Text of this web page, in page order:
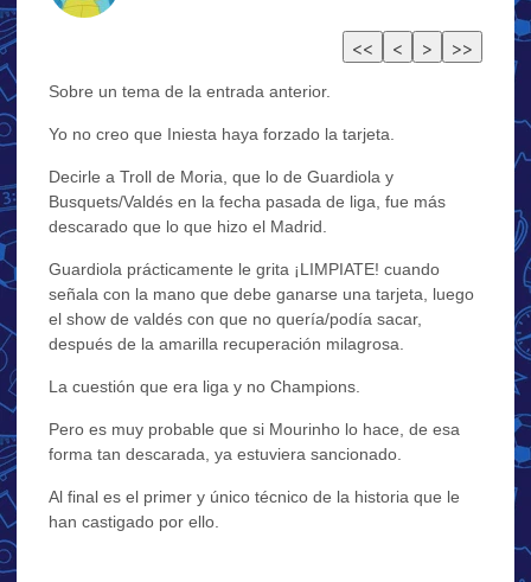
Sobre un tema de la entrada anterior.
Yo no creo que Iniesta haya forzado la tarjeta.
Decirle a Troll de Moria, que lo de Guardiola y
Busquets/Valdés en la fecha pasada de liga, fue más
descarado que lo que hizo el Madrid.
Guardiola prácticamente le grita ¡LIMPIATE! cuando
señala con la mano que debe ganarse una tarjeta, luego
el show de valdés con que no quería/podía sacar,
después de la amarilla recuperación milagrosa.
La cuestión que era liga y no Champions.
Pero es muy probable que si Mourinho lo hace, de esa
forma tan descarada, ya estuviera sancionado.
Al final es el primer y único técnico de la historia que le
han castigado por ello.